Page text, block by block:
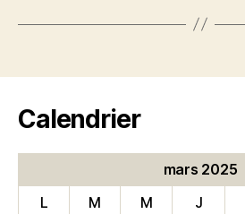
Calendrier
mars 2025
L
M M J